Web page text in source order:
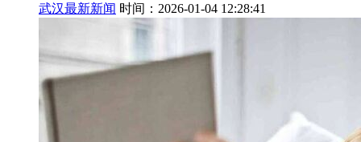
武汉最新新闻 时间：2026-01-04 12:28:41